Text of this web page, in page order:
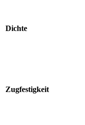
Dichte
Zugfestigkeit